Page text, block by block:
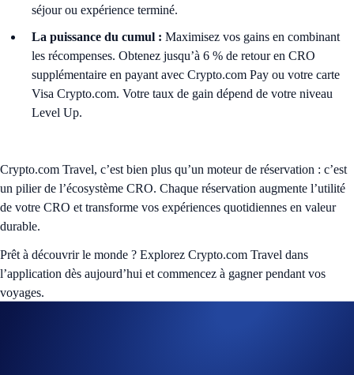
séjour ou expérience terminé.
La puissance du cumul : Maximisez vos gains en combinant
les récompenses. Obtenez jusqu’à 6 % de retour en CRO
supplémentaire en payant avec Crypto.com Pay ou votre carte
Visa Crypto.com. Votre taux de gain dépend de votre niveau
Level Up.
Crypto.com Travel, c’est bien plus qu’un moteur de réservation : c’est
un pilier de l’écosystème CRO. Chaque réservation augmente l’utilité
de votre CRO et transforme vos expériences quotidiennes en valeur
durable.
Prêt à découvrir le monde ? Explorez Crypto.com Travel dans
l’application dès aujourd’hui et commencez à gagner pendant vos
voyages.